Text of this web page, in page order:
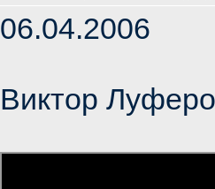
06.04.2006
Виктор